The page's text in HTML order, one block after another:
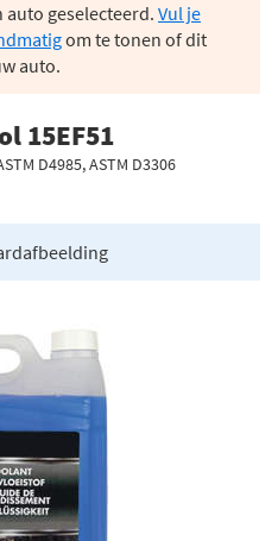
auto geselecteerd. Vul je
om te tonen of dit
auto.
15EF51
D4985, ASTM D3306